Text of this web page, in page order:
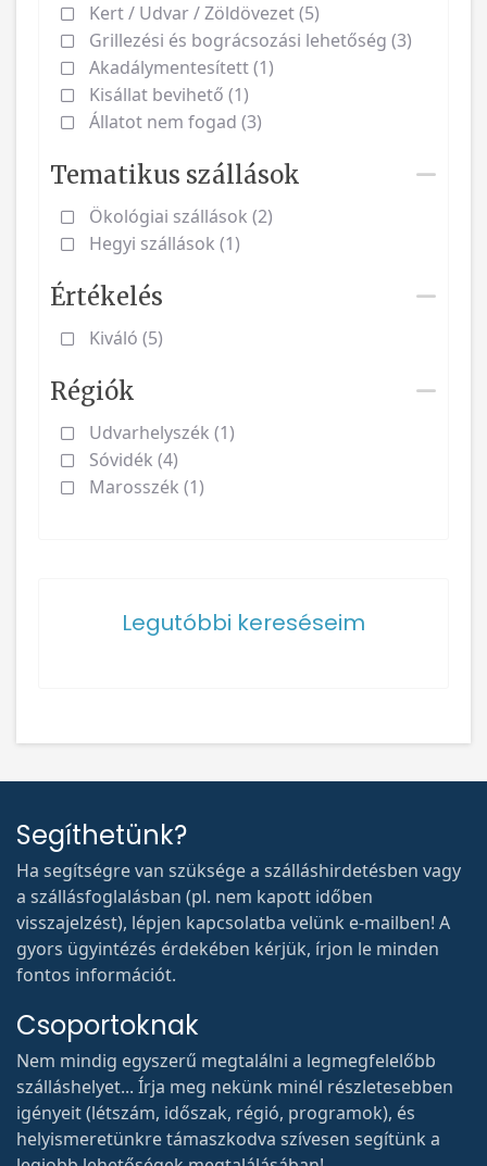
Kert / Udvar / Zöldövezet (5)
Grillezési és bográcsozási lehetőség (3)
Akadálymentesített (1)
Kisállat bevihető (1)
Állatot nem fogad (3)
Tematikus szállások
Ökológiai szállások (2)
Hegyi szállások (1)
Értékelés
Kiváló (5)
Régiók
Udvarhelyszék (1)
Sóvidék (4)
Marosszék (1)
Legutóbbi kereséseim
Segíthetünk?
Ha segítségre van szüksége a szálláshirdetésben vagy
a szállásfoglalásban (pl. nem kapott időben
visszajelzést), lépjen kapcsolatba velünk e-mailben! A
gyors ügyintézés érdekében kérjük, írjon le minden
fontos információt.
Csoportoknak
Nem mindig egyszerű megtalálni a legmegfelelőbb
szálláshelyet... Írja meg nekünk minél részletesebben
igényeit (létszám, időszak, régió, programok), és
helyismeretünkre támaszkodva szívesen segítünk a